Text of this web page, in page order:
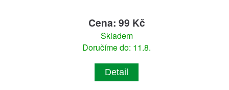
Cena: 99 Kč
Skladem
Doručíme do: 11.8.
Detail